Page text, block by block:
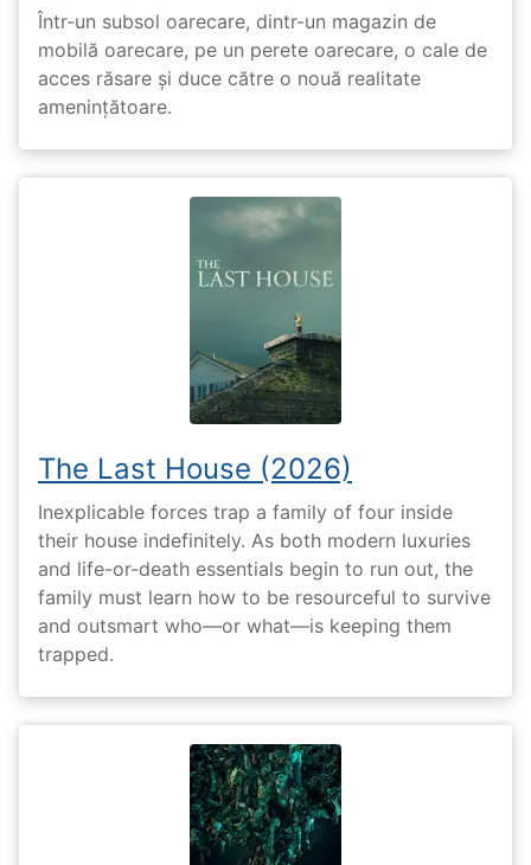
Într-un subsol oarecare, dintr-un magazin de
mobilă oarecare, pe un perete oarecare, o cale de
acces răsare și duce către o nouă realitate
amenințătoare.
The Last House (2026)
Inexplicable forces trap a family of four inside
their house indefinitely. As both modern luxuries
and life-or-death essentials begin to run out, the
family must learn how to be resourceful to survive
and outsmart who—or what—is keeping them
trapped.